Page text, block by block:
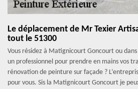
Le déplacement de Mr Texier
tout le 51300
Vous résidez à Matignicourt Goncourt ou
un professionnel pour prendre en mains vos
rénovation de peinture sur façade ?
pour vous. Sis la Matignicourt Goncourt je